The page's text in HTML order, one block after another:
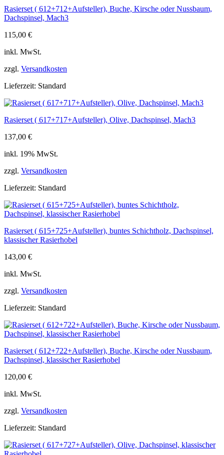
Rasierset ( 612+712+Aufsteller), Buche, Kirsche oder Nussbaum,
Dachspinsel, Mach3
115,00 €
inkl. MwSt.
zzgl. Versandkosten
Lieferzeit: Standard
Rasierset ( 617+717+Aufsteller), Olive, Dachspinsel, Mach3
137,00 €
inkl. 19% MwSt.
zzgl. Versandkosten
Lieferzeit: Standard
Rasierset ( 615+725+Aufsteller), buntes Schichtholz, Dachspinsel,
klassischer Rasierhobel
143,00 €
inkl. MwSt.
zzgl. Versandkosten
Lieferzeit: Standard
Rasierset ( 612+722+Aufsteller), Buche, Kirsche oder Nussbaum,
Dachspinsel, klassischer Rasierhobel
120,00 €
inkl. MwSt.
zzgl. Versandkosten
Lieferzeit: Standard